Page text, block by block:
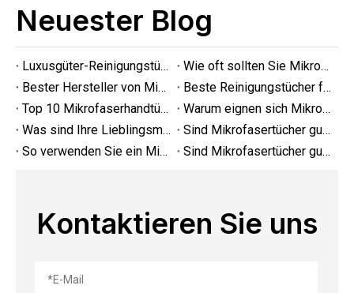
Neuester Blog
Luxusgüter-Reinigungstücher für empfindliche Stoffe
Wie oft sollten Sie Mikrofasertücher ersetzen?
Bester Hersteller von Mikrofaser-Reinigungstüchern
Beste Reinigungstücher für Glas
Top 10 Mikrofaserhandtücher fürs Auto 2025
Warum eignen sich Mikrofasertücher gut zum Reinigen?
Was sind Ihre Lieblingsmarken für Mikrofasertücher für die Hausreinigung?
Sind Mikrofasertücher gut zum Reinigen von Brillen geeignet?
So verwenden Sie ein Mikrofasertuch zum Reinigen
Sind Mikrofasertücher gut zum Reinigen von Brillen geeignet?
Kontaktieren Sie uns